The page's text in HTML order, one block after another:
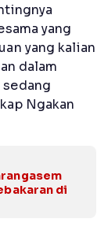
yang
yang kalian
dalam
sedang
Ngakan
di